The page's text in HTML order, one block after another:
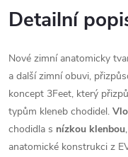
Detailní
Nové zimní anatomicky
a další zimní obuvi,
koncept 3Feet, který
typům kleneb chodidel.
chodidla s nízkou klenbou
anatomické konstrukci z